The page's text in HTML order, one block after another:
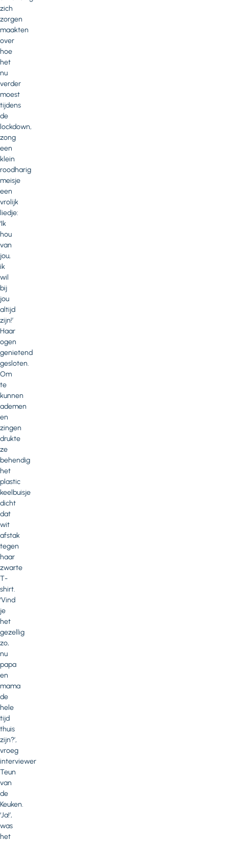
zich
zorgen
maakten
over
hoe
het
nu
verder
moest
tijdens
de
lockdown,
zong
een
klein
roodharig
meisje
een
vrolijk
liedje:
‘Ik
hou
van
jou,
ik
wil
bij
jou
altijd
zijn!’
Haar
ogen
genietend
gesloten.
Om
te
kunnen
ademen
en
zingen
drukte
ze
behendig
het
plastic
keelbuisje
dicht
dat
wit
afstak
tegen
haar
zwarte
T-
shirt.
‘Vind
je
het
gezellig
zo,
nu
papa
en
mama
de
hele
tijd
thuis
zijn?’,
vroeg
interviewer
Teun
van
de
Keuken.
‘Ja!’,
was
het